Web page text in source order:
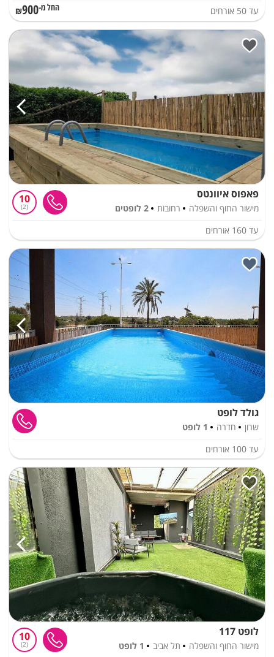
עד 50 אורחים החל מ-₪900
פאפוס איוונטס
מישור החוף והשפלה רחובות 2 לופטים
10
2
עד 160 אורחים
גולד לופט
שרון חדרה
1 לופט
עד 100 אורחים
לופט 117
מישור החוף והשפלה תל אביב 1 לופט
10
2